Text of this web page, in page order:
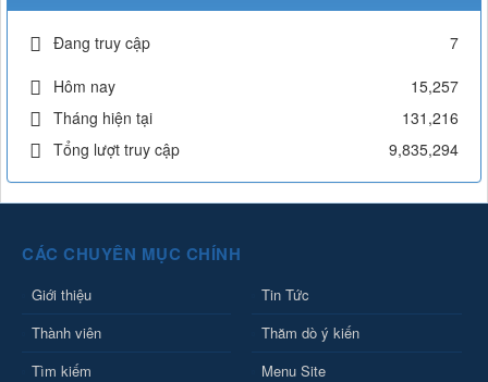
Đang truy cập
7
Hôm nay
15,257
Tháng hiện tại
131,216
Tổng lượt truy cập
9,835,294
CÁC CHUYÊN MỤC CHÍNH
Giới thiệu
Tin Tức
Thành viên
Thăm dò ý kiến
Tìm kiếm
Menu Site